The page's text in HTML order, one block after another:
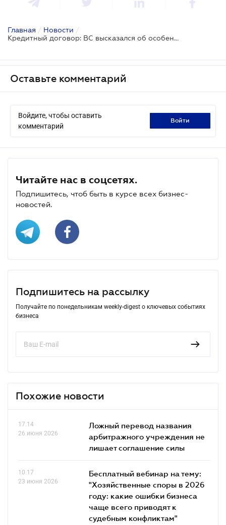
Главная / Новости /
Кредитный договор: ВС высказался об особенностях уплаты вознаграждения банку
Оставьте комментарий
Войдите, чтобы оставить
комментарий
войти
Читайте нас в соцсетях.
Подпишитесь, чтоб быть в курсе всех бизнес-
новостей.
Подпишитесь на рассылку
Получайте по понедельникам weekly-digest о ключевых событиях
бизнеса
Похожие новости
17.14
26 июня 2026
Ложный перевод названия
арбитражного учреждения не
лишает соглашение силы
10.17
23 июня 2026
Бесплатный вебинар на тему:
"Хозяйственные споры в 2026
году: какие ошибки бизнеса
чаще всего приводят к
судебным конфликтам"